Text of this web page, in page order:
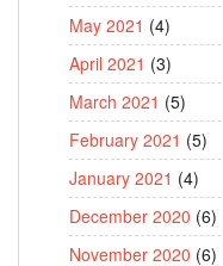
May 2021 (4)
April 2021 (3)
March 2021 (5)
February 2021 (5)
January 2021 (4)
December 2020 (6)
November 2020 (6)